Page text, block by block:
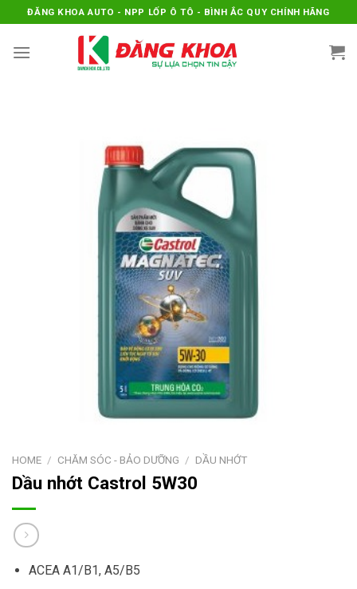
to
content
ĐĂNG KHOA AUTO - NPP LỐP Ô TÔ - BÌNH ẮC QUY CHÍNH HÃNG
HOME / CHĂM SÓC - BẢO DƯỠNG / DẦU NHỚT
Dầu nhớt Castrol 5W30
ACEA A1/B1, A5/B5